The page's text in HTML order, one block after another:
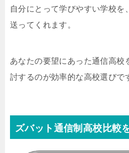
自分にとって学びやすい学校を
送ってくれます。
あなたの要望にあった通信高校
討するのが効率的な高校選びで
ズバット通信制高校比較